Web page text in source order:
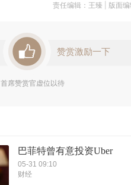
责任编辑：王臻 | 版面
赞赏激励一下
首席赞赏官虚位以待
巴菲特曾有意投资Uber
05-31 09:10
财经